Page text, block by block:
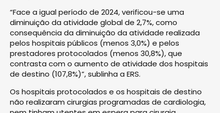
“Face a igual período de 2024, verificou-se uma
diminuição da atividade global de 2,7%, como
consequência da diminuição da atividade realizada
pelos hospitais públicos (menos 3,0%) e pelos
prestadores protocolados (menos 30,8%), que
contrasta com o aumento de atividade dos hospitais
de destino (107,8%)”, sublinha a ERS.
Os hospitais protocolados e os hospitais de destino
não realizaram cirurgias programadas de cardiologia,